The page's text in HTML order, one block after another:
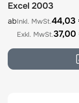
Excel 2003
The price depends
ab
44,03
37,00